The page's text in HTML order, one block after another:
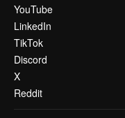
YouTube
LinkedIn
TikTok
Discord
X
Reddit